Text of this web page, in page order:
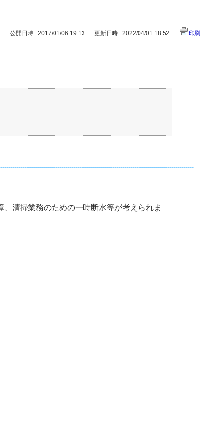
公開日時 : 2017/01/06 19:13 更新日時 : 2022/04/01 18:52 印刷
清掃業務のための一時断水等が考えられま